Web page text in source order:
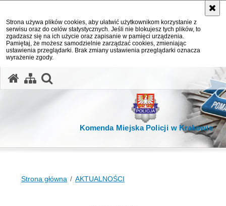
Strona używa plików cookies, aby ułatwić użytkownikom korzystanie z
serwisu oraz do celów statystycznych. Jeśli nie blokujesz tych plików, to
zgadzasz się na ich użycie oraz zapisanie w pamięci urządzenia.
Pamiętaj, że możesz samodzielnie zarządzać cookies, zmieniając
ustawienia przeglądarki. Brak zmiany ustawienia przeglądarki oznacza
wyrażenie zgody.
Komenda Miejska Policji w Krakowie
Strona główna AKTUALNOŚCI